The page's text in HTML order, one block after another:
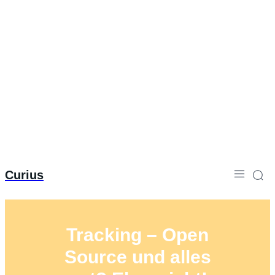
Curius
Tracking – Open
Source und alles